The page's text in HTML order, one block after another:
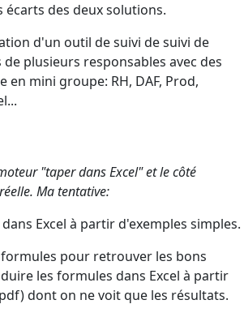
des deux solutions.
d'un outil de suivi de suivi de
plusieurs responsables avec des
en mini groupe: RH, DAF, Prod,
"taper dans Excel" et le côté
Ma tentative:
Excel à partir d'exemples simples.
pour retrouver les bons
les formules dans Excel à partir
dont on ne voit que les résultats.